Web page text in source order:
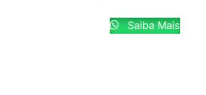
Saiba Mais